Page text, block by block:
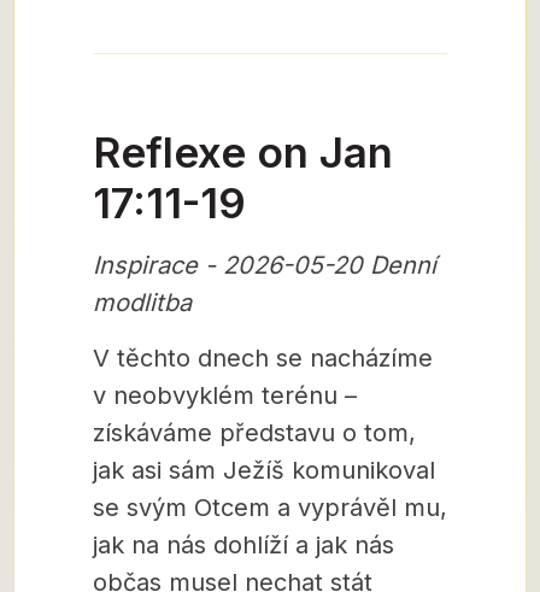
Reflexe on Jan
17:11-19
Inspirace - 2026-05-20 Denní
modlitba
V těchto dnech se nacházíme
v neobvyklém terénu –
získáváme představu o tom,
jak asi sám Ježíš komunikoval
se svým Otcem a vyprávěl mu,
jak na nás dohlíží a jak nás
občas musel nechat stát